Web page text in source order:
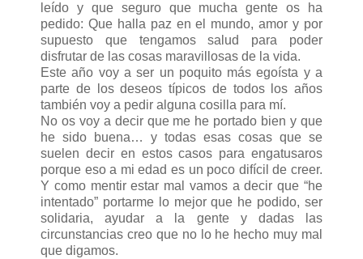
leído y que seguro que mucha gente os ha
pedido: Que halla paz en el mundo, amor y por
supuesto que tengamos salud para poder
disfrutar de las cosas maravillosas de la vida.
Este año voy a ser un poquito más egoísta y a
parte de los deseos típicos de todos los años
también voy a pedir alguna cosilla para mí.
No os voy a decir que me he portado bien y que
he sido buena… y todas esas cosas que se
suelen decir en estos casos para engatusaros
porque eso a mi edad es un poco difícil de creer.
Y como mentir estar mal vamos a decir que “he
intentado” portarme lo mejor que he podido, ser
solidaria, ayudar a la gente y dadas las
circunstancias creo que no lo he hecho muy mal
que digamos.